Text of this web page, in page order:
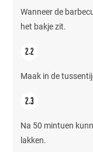
Wanneer de
het bakje zit.
Maak in de
Na 50 mintuen
lakken.